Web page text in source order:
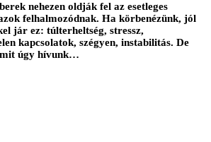
nehezen oldják fel az esetleges
felhalmozódnak. Ha körbenézünk, jól
jár ez: túlterheltség, stressz,
kapcsolatok, szégyen, instabilitás. De
úgy hívunk…